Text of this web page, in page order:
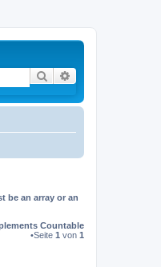
Suche
be an array or an
Countable
•Seite 1 von 1